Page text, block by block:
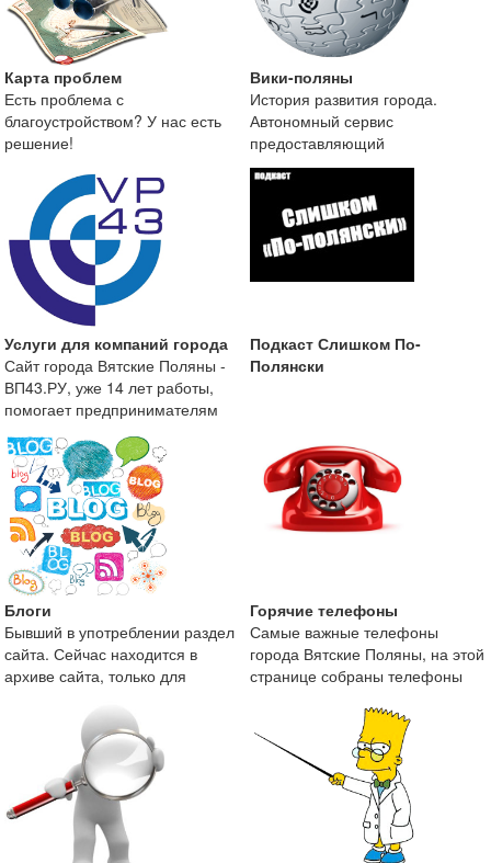
Карта проблем
Есть проблема с
благоустройством? У нас есть
решение!
Вики-поляны
История развития города.
Автономный сервис
предоставляющий
краеведческую информацию о
городе Вятские
Услуги для компаний города
Сайт города Вятские Поляны -
ВП43.РУ, уже 14 лет работы,
помогает предпринимателям
Подкаст Слишком По-
Полянски
Блоги
Бывший в употреблении раздел
сайта. Сейчас находится в
архиве сайта, только для
Горячие телефоны
Самые важные телефоны
города Вятские Поляны, на этой
странице собраны телефоны